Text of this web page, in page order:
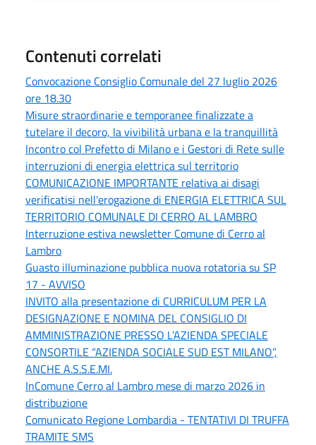
Contenuti correlati
Convocazione Consiglio Comunale del 27 luglio 2026
ore 18.30
Misure straordinarie e temporanee finalizzate a
tutelare il decoro, la vivibilità urbana e la tranquillità
Incontro col Prefetto di Milano e i Gestori di Rete sulle
interruzioni di energia elettrica sul territorio
COMUNICAZIONE IMPORTANTE relativa ai disagi
verificatisi nell'erogazione di ENERGIA ELETTRICA SUL
TERRITORIO COMUNALE DI CERRO AL LAMBRO
Interruzione estiva newsletter Comune di Cerro al
Lambro
Guasto illuminazione pubblica nuova rotatoria su SP
17 - AVVISO
INVITO alla presentazione di CURRICULUM PER LA
DESIGNAZIONE E NOMINA DEL CONSIGLIO DI
AMMINISTRAZIONE PRESSO L’AZIENDA SPECIALE
CONSORTILE “AZIENDA SOCIALE SUD EST MILANO”,
ANCHE A.S.S.E.MI.
InComune Cerro al Lambro mese di marzo 2026 in
distribuzione
Comunicato Regione Lombardia - TENTATIVI DI TRUFFA
TRAMITE SMS